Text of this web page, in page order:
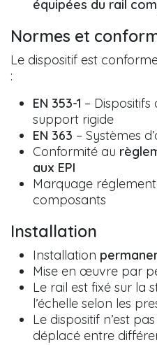
équipées du rail
Normes et
Le dispositif est
:
EN 353-1 –
support rigide
EN 363 – Systèmes
Conformité au
aux EPI
Marquage
composants
Installation
Installation
Mise en œuvre par
Le rail est fixé sur la
l’échelle selon les
Le dispositif n’est
déplacé entre